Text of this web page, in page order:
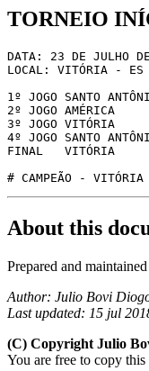
TORNEIO
DATA: 23 DE JULHO
LOCAL: VITÓRIA - ES
1º JOGO	SANTO ANTÔNIO	1-0	RIO BRANCO
2º JOGO	AMÉRICA 	1-0	AMERICANO
3º JOGO	VITÓRIA 	2-0	CAXIAS
4º JOGO	SANTO ANTÔNIO	0-0	AMÉRICA (1-0 ESC)
FINAL	VITÓRIA 	0-0	SANTO ANTÔNIO (2-0 ESC)
About this
Prepared and
Author: Julio Bovi
Last updated: 15 jul
(C) Copyright Julio
You are free to copy